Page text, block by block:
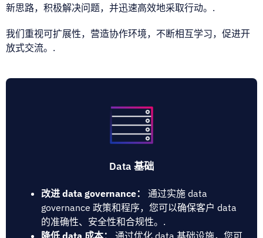
新思路，积极解决问题，并迅速高效地采取行动。.
我们重视可扩展性，营造协作环境，不断相互学习，促进开
放式交流。.
Data 基础
改进 data governance：
通过实施 data
governance 政策和程序，您可以确保客户 data
的准确性、安全性和合规性。.
降低 data 成本：
通过优化 data 基础设施，您可